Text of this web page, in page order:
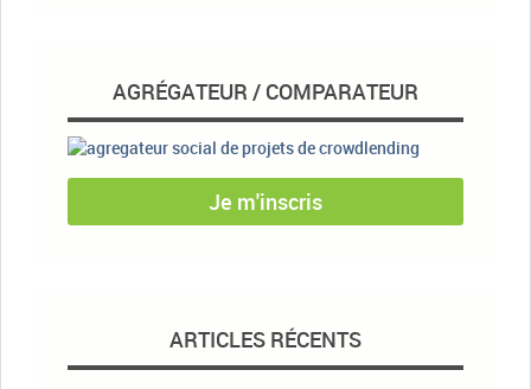
AGRÉGATEUR / COMPARATEUR
Je m'inscris
ARTICLES RÉCENTS